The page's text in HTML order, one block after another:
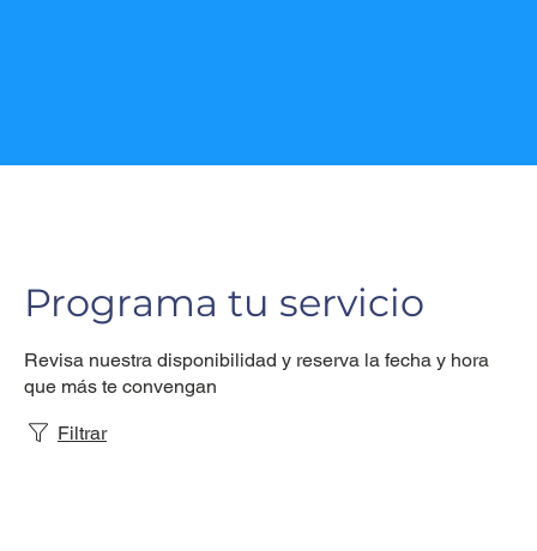
Programa tu servicio
Revisa nuestra disponibilidad y reserva la fecha y hora
que más te convengan
Filtrar